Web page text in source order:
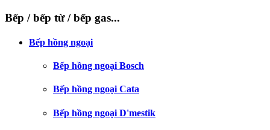
Bếp / bếp từ / bếp gas...
Bếp hồng ngoại
Bếp hồng ngoại Bosch
Bếp hồng ngoại Cata
Bếp hồng ngoại D'mestik